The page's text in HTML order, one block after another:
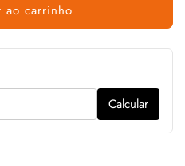
ao carrinho
Calcular